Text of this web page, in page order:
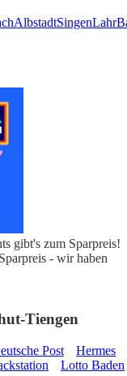
AlbstadtSingenLahr
gibt's zum Sparpreis!
- wir haben
Tiengen
Post
Hermes
Lotto Baden